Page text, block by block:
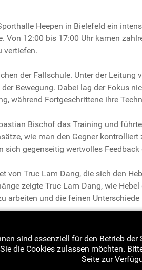
Heepen in Bielefeld ein
Von 12:00 bis 17:00 Uhr kamen
vertiefen.
der Fallschule. Unter der
Bewegung. Dabei lag der Fokus
während Fortgeschrittene ihre
Bischof das Training und
wie man den Gegner
gegenseitig wertvolles Feedback
von Truc Lam Dang, die sich den
zeigte Truc Lam Dang, wie
arbeiten und die feinen
Leitung sowie an alle
sind essenziell für den Betrieb
die Cookies zulassen möchten.
Seite zur